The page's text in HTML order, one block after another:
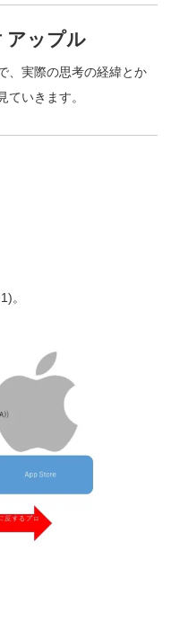
アップル
、実際の思考の経緯とか
いきます。
。